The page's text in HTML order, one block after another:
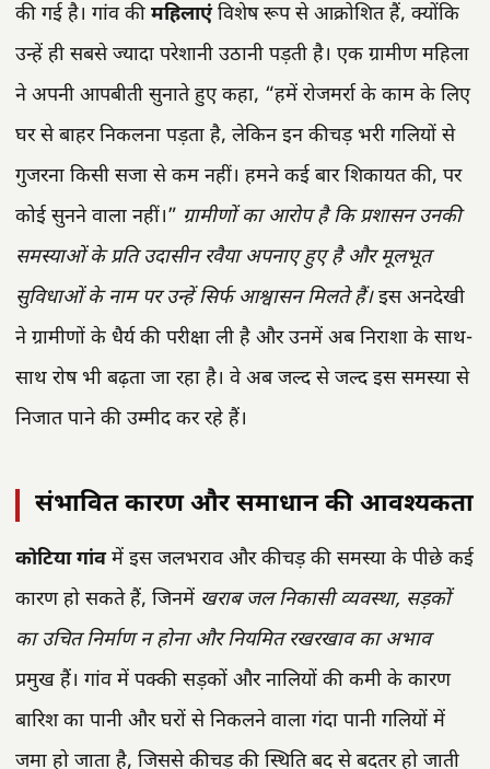
की गई है। गांव की महिलाएंविशेष रूप से आक्रोशित हैं, क्योंकि
उन्हें ही सबसे ज्यादा परेशानी उठानी पड़ती है। एक ग्रामीण महिला
ने अपनी आपबीती सुनाते हुए कहा, “हमें रोजमर्रा के काम के लिए
घर से बाहर निकलना पड़ता है, लेकिन इन कीचड़ भरी गलियों से
गुजरना किसी सजा से कम नहीं। हमने कई बार शिकायत की, पर
कोई सुनने वाला नहीं।” ग्रामीणों का आरोप है कि प्रशासन उनकी
समस्याओं के प्रति उदासीन रवैया अपनाए हुए है और मूलभूत
सुविधाओं के नाम पर उन्हें सिर्फ आश्वासन मिलते हैं।इस अनदेखी
ने ग्रामीणों के धैर्य की परीक्षा ली है और उनमें अब निराशा के साथ-
साथ रोष भी बढ़ता जा रहा है। वे अब जल्द से जल्द इस समस्या से
निजात पाने की उम्मीद कर रहे हैं।
संभावित कारण और समाधान की आवश्यकता
कोटिया गांवमें इस जलभराव और कीचड़ की समस्या के पीछे कई
कारण हो सकते हैं, जिनमें खराब जल निकासी व्यवस्था, सड़कों
का उचित निर्माण न होना और नियमित रखरखाव का अभाव
प्रमुख हैं। गांव में पक्की सड़कों और नालियों की कमी के कारण
बारिश का पानी और घरों से निकलने वाला गंदा पानी गलियों में
जमा हो जाता है, जिससे कीचड़ की स्थिति बद से बदतर हो जाती